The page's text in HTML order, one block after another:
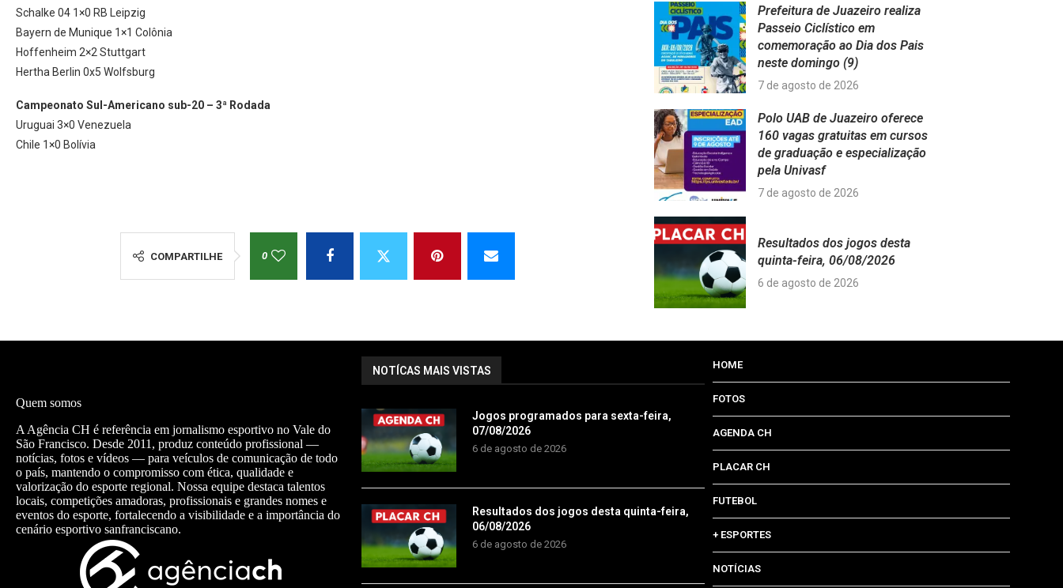
Schalke 04 1×0 RB Leipzig
Bayern de Munique 1×1 Colônia
Hoffenheim 2×2 Stuttgart
Hertha Berlin 0x5 Wolfsburg
Campeonato Sul-Americano sub-20 – 3ª Rodada
Uruguai 3×0 Venezuela
Chile 1×0 Bolívia
COMPARTILHE 0
Prefeitura de Juazeiro realiza
Passeio Ciclístico em
comemoração ao Dia dos Pais
neste domingo (9)
7 de agosto de 2026
Polo UAB de Juazeiro oferece
160 vagas gratuitas em cursos
de graduação e especialização
pela Univasf
7 de agosto de 2026
Resultados dos jogos desta
quinta-feira, 06/08/2026
6 de agosto de 2026
Quem somos
A Agência CH é referência em jornalismo esportivo no Vale do
São Francisco. Desde 2011, produz conteúdo profissional —
notícias, fotos e vídeos — para veículos de comunicação de todo
o país, mantendo o compromisso com ética, qualidade e
valorização do esporte regional. Nossa equipe destaca talentos
locais, competições amadoras, profissionais e grandes nomes e
eventos do esporte, fortalecendo a visibilidade e a importância do
cenário esportivo sanfranciscano.
NOTÍCAS MAIS VISTAS
Jogos programados para sexta-feira,
07/08/2026
6 de agosto de 2026
Resultados dos jogos desta quinta-feira,
06/08/2026
6 de agosto de 2026
HOME
FOTOS
AGENDA CH
PLACAR CH
FUTEBOL
+ ESPORTES
NOTÍCIAS